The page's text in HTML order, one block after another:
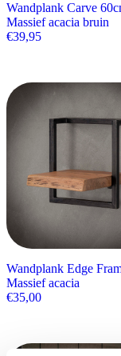
Wandplank Carve
Massief acacia bruin
€39,95
Wandplank Edge
Massief acacia
€35,00